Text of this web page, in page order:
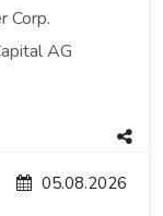
Corp.
AG
05.08.2026